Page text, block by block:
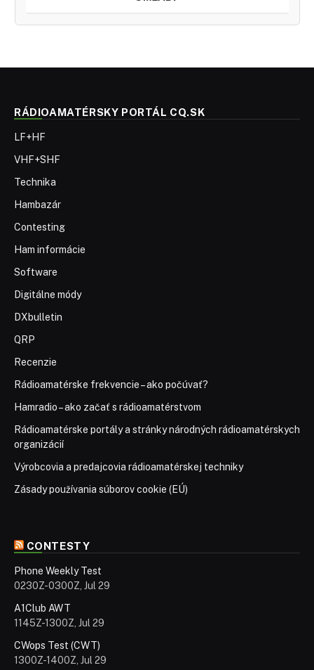
RÁDIOAMATÉRSKY PORTÁL CQ.SK
LF+HF
VHF+SHF
Technika
Hambazár
Contesting
Ham informácie
Software
Digitálne módy
DXbulletin
QRP
Recenzie
Rádioamatérske frekvencie – ako počúvať?
Hamradio – ako začať s rádioamatérstvom
Rádioamatérske portály a stránky národných rádioamatérskych
organizácií
Výrobcovia a predajcovia rádioamatérskej techniky
Zásady používania súborov cookie (EÚ)
CONTESTY
Phone Weekly Test
0230Z-0300Z, Jul 29
A1Club AWT
1145Z-1300Z, Jul 29
CWops Test (CWT)
1300Z-1400Z, Jul 29